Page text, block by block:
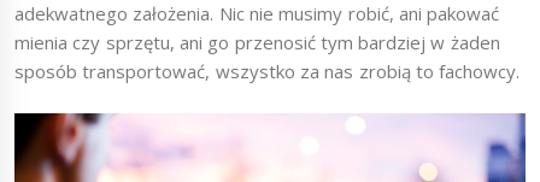
adekwatnego założenia. Nic nie musimy robić, ani pakować
mienia czy sprzętu, ani go przenosić tym bardziej w żaden
sposób transportować, wszystko za nas zrobią to fachowcy.